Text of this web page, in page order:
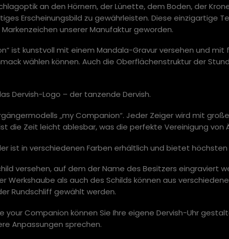
an den Hörnern, der Lünette, dem Boden, der
Erscheinungsbild zu gewährleisten. Diese einzigartige
unserer Manufaktur geworden.
ist kunstvoll mit einem Mandala-Gravur versehen und
wählen können. Auch die Oberflächenstruktur der
Dervish-Logo – der tanzende Dervish.
„my Companion“. Jeder Zeiger wird mit
die Zeit leicht ablesbar, was die perfekte Vereinigung von
ist in verschiedenen Farben erhältlich und bietet
versehen, auf dem der Name des Besitzers eingraviert
Werkshaube als auch des Schilds können aus
Rundschliff gewählt werden.
your Companion können Sie Ihre eigene Dervish-Uhr
Anpassungen sprechen.